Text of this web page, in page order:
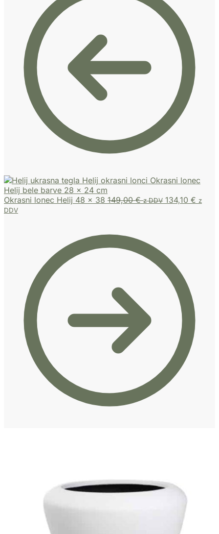
Okrasni lonec Helij 48 x 38 149,00€ z DDV 134,10 € z
DDV